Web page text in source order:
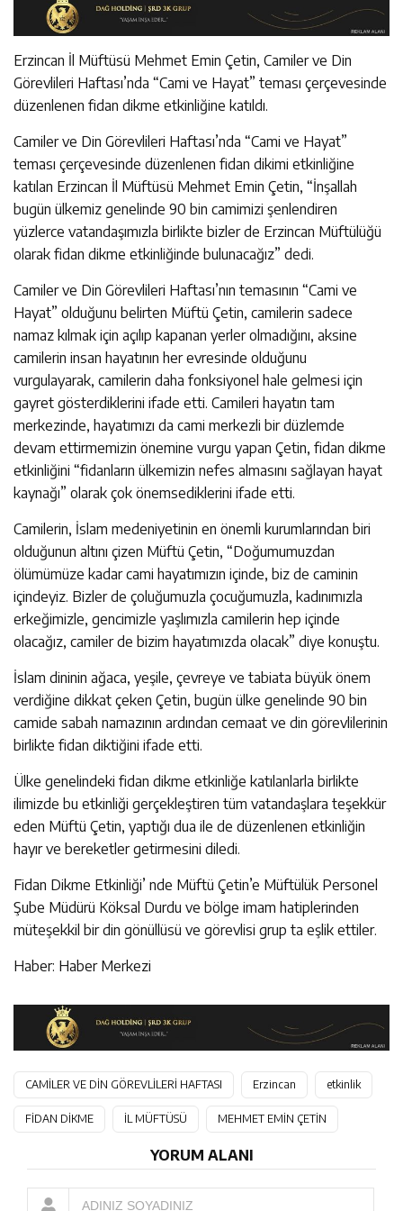
Erzincan İl Müftüsü Mehmet Emin Çetin, Camiler ve Din
Görevlileri Haftası’nda “Cami ve Hayat” teması çerçevesinde
düzenlenen fidan dikme etkinliğine katıldı.
Camiler ve Din Görevlileri Haftası’nda “Cami ve Hayat”
teması çerçevesinde düzenlenen fidan dikimi etkinliğine
katılan Erzincan İl Müftüsü Mehmet Emin Çetin, “İnşallah
bugün ülkemiz genelinde 90 bin camimizi şenlendiren
yüzlerce vatandaşımızla birlikte bizler de Erzincan Müftülüğü
olarak fidan dikme etkinliğinde bulunacağız” dedi.
Camiler ve Din Görevlileri Haftası’nın temasının “Cami ve
Hayat” olduğunu belirten Müftü Çetin, camilerin sadece
namaz kılmak için açılıp kapanan yerler olmadığını, aksine
camilerin insan hayatının her evresinde olduğunu
vurgulayarak, camilerin daha fonksiyonel hale gelmesi için
gayret gösterdiklerini ifade etti. Camileri hayatın tam
merkezinde, hayatımızı da cami merkezli bir düzlemde
devam ettirmemizin önemine vurgu yapan Çetin, fidan dikme
etkinliğini “fidanların ülkemizin nefes almasını sağlayan hayat
kaynağı” olarak çok önemsediklerini ifade etti.
Camilerin, İslam medeniyetinin en önemli kurumlarından biri
olduğunun altını çizen Müftü Çetin, “Doğumumuzdan
ölümümüze kadar cami hayatımızın içinde, biz de caminin
içindeyiz. Bizler de çoluğumuzla çocuğumuzla, kadınımızla
erkeğimizle, gencimizle yaşlımızla camilerin hep içinde
olacağız, camiler de bizim hayatımızda olacak” diye konuştu.
İslam dininin ağaca, yeşile, çevreye ve tabiata büyük önem
verdiğine dikkat çeken Çetin, bugün ülke genelinde 90 bin
camide sabah namazının ardından cemaat ve din görevlilerinin
birlikte fidan diktiğini ifade etti.
Ülke genelindeki fidan dikme etkinliğe katılanlarla birlikte
ilimizde bu etkinliği gerçekleştiren tüm vatandaşlara teşekkür
eden Müftü Çetin, yaptığı dua ile de düzenlenen etkinliğin
hayır ve bereketler getirmesini diledi.
Fidan Dikme Etkinliği’ nde Müftü Çetin’e Müftülük Personel
Şube Müdürü Köksal Durdu ve bölge imam hatiplerinden
müteşekkil bir din gönüllüsü ve görevlisi grup ta eşlik ettiler.
Haber: Haber Merkezi
CAMİLER VE DİN GÖREVLİLERİ HAFTASI Erzincan etkinlik
FİDAN DİKME İL MÜFTÜSÜ MEHMET EMİN ÇETİN
YORUM ALANI